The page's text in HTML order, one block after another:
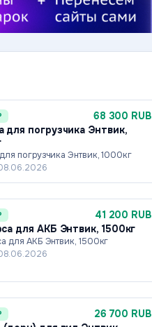
68 300 RUB
для погрузчика Энтвик,
погрузчика Энтвик, 1000кг
41 200 RUB
для АКБ Энтвик, 1500кг
для АКБ Энтвик, 1500кг
26 700 RUB